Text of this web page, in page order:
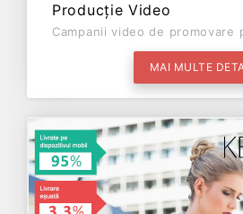
Producție Video
Campanii video de promovare
MAI MULTE